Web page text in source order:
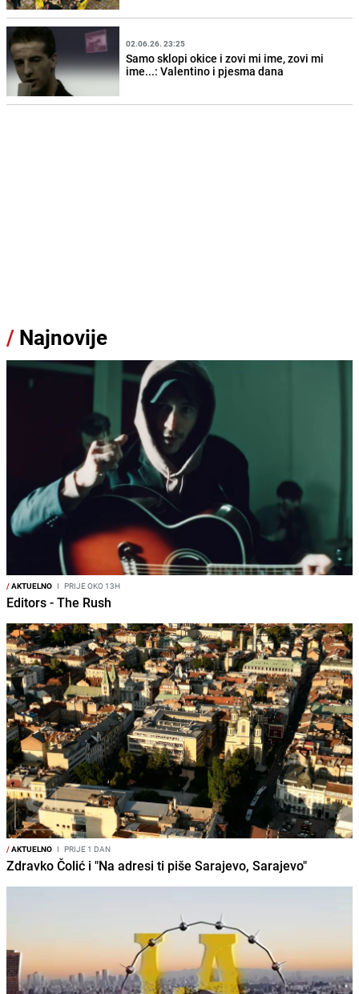
02.06.26. 23:25
Samo sklopi okice i zovi mi ime, zovi mi
ime...: Valentino i pjesma dana
/ Najnovije
/AKTUELNO I PRIJE OKO 13H
Editors - The Rush
/AKTUELNO I PRIJE 1 DAN
Zdravko Čolić i "Na adresi ti piše Sarajevo, Sarajevo"